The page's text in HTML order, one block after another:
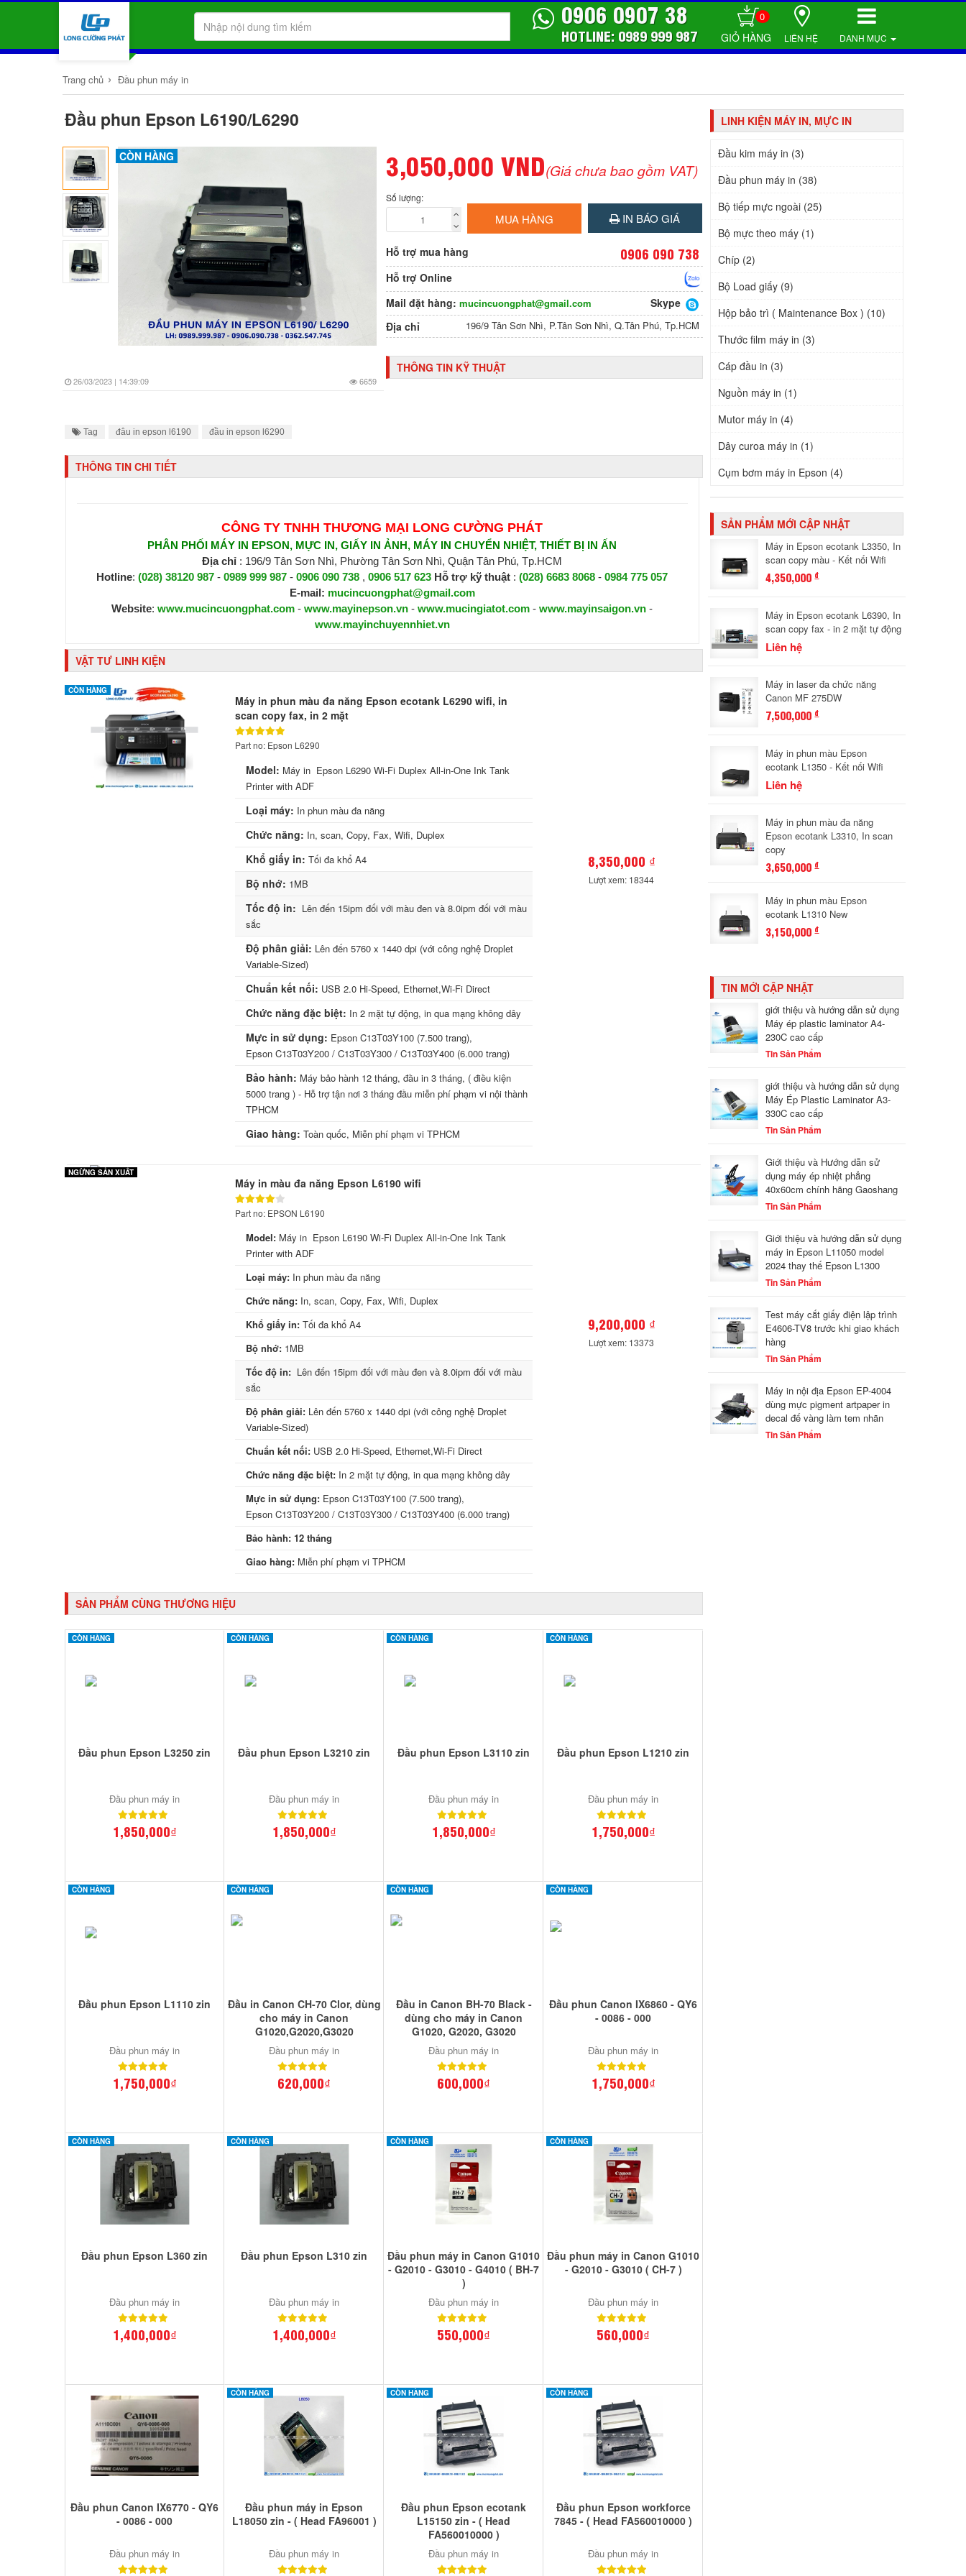
0
DANH MỤC
0906 0907 38
HOTLINE: 0989 999 987 LIÊN HỆ
Trang chủ › Đầu phun máy in
Đầu phun Epson L6190/L6290
CÒN HÀNG
26/03/2023 | 14:39:09 6659
Tag đâu in epson l6190 đầu in epson l6290
3,050,000 VND(Giá chưa bao gồm VAT)
Số lượng:
MUA HÀNG IN BÁO GIÁ
Hỗ trợ mua hàng 0906 090 738
Hỗ trợ Online
Mail đặt hàng: mucincuongphat@gmail.com
Skype
Địa chỉ
196/9 Tân Sơn Nhì, P.Tân Sơn Nhì, Q.Tân Phú, Tp.HCM
THÔNG TIN KỸ THUẬT
THÔNG TIN CHI TIẾT
CÔNG TY TNHH THƯƠNG MẠI LONG CƯỜNG PHÁT
PHÂN PHỐI MÁY IN EPSON, MỰC IN, GIẤY IN ẢNH, MÁY IN CHUYỂN NHIỆT, THIẾT BỊ IN ẤN
Địa chỉ : 196/9 Tân Sơn Nhì, Phường Tân Sơn Nhì, Quận Tân Phú, Tp.HCM
Hotline:(028) 38120 987-0989 999 987-0906 090 738 ,0906 517 623 Hỗ trợ kỹ thuật :(028) 6683 8068 -0984 775 057
E-mail: mucincuongphat@gmail.com
Website:www.mucincuongphat.com -www.mayinepson.vn -www.mucingiatot.com -www.mayinsaigon.vn -
www.mayinchuyennhiet.vn
VẬT TƯ LINH KIỆN
CÒN HÀNG
Máy in phun màu đa năng Epson ecotank L6290 wifi, in
scan copy fax, in 2 mặt
Part no: Epson L6290
Model: Máy in Epson L6290 Wi-Fi Duplex All-in-One Ink Tank
Printer with ADF
Loại máy: In phun màu đa năng
Chức năng: In, scan, Copy, Fax, Wifi, Duplex
Khổ giấy in: Tối đa khổ A4
Bộ nhớ: 1MB
Tốc độ in: Lên đến 15ipm đối với màu đen và 8.0ipm đối với màu
sắc
Độ phân giải: Lên đến 5760 x 1440 dpi (với công nghệ Droplet
Variable-Sized)
Chuẩn kết nối: USB 2.0 Hi-Speed, Ethernet,Wi-Fi Direct
Chức năng đặc biệt: In 2 mặt tự động, in qua mạng không dây
Mực in sử dụng: Epson C13T03Y100 (7.500 trang),
Epson C13T03Y200 / C13T03Y300 / C13T03Y400 (6.000 trang)
Bảo hành: Máy bảo hành 12 tháng, đầu in 3 tháng, ( điều kiện
5000 trang ) - Hỗ trợ tận nơi 3 tháng đầu miễn phí phạm vi nội thành
TPHCM
Giao hàng: Toàn quốc, Miễn phí phạm vi TPHCM
8,350,000 ₫
Lượt xem: 18344
NGỪNG SẢN XUẤT
Máy in màu đa năng Epson L6190 wifi
Part no: EPSON L6190
Model:Máy in Epson L6190 Wi-Fi Duplex All-in-One Ink Tank
Printer with ADF
Loại máy:In phun màu đa năng
Chức năng:In, scan, Copy, Fax, Wifi, Duplex
Khổ giấy in:Tối đa khổ A4
Bộ nhớ:1MB
Tốc độ in:Lên đến 15ipm đối với màu đen và 8.0ipm đối với màu
sắc
Độ phân giải:Lên đến 5760 x 1440 dpi (với công nghệ Droplet
Variable-Sized)
Chuẩn kết nối:USB 2.0 Hi-Speed, Ethernet,Wi-Fi Direct
Chức năng đặc biệt:In 2 mặt tự động, in qua mạng không dây
Mực in sử dụng:Epson C13T03Y100 (7.500 trang),
Epson C13T03Y200 / C13T03Y300 / C13T03Y400 (6.000 trang)
Bảo hành: 12 tháng
Giao hàng:Miễn phí phạm vi TPHCM
9,200,000 ₫
Lượt xem: 13373
SẢN PHẨM CÙNG THƯƠNG HIỆU
CÒN HÀNG
Đầu phun Epson L3250 zin
Đầu phun máy in
1,850,000₫
CÒN HÀNG
Đầu phun Epson L3210 zin
Đầu phun máy in
1,850,000₫
CÒN HÀNG
Đầu phun Epson L3110 zin
Đầu phun máy in
1,850,000₫
CÒN HÀNG
Đầu phun Epson L1210 zin
Đầu phun máy in
1,750,000₫
CÒN HÀNG
Đầu phun Epson L1110 zin
Đầu phun máy in
1,750,000₫
CÒN HÀNG
Đầu in Canon CH-70 Clor, dùng
cho máy in Canon
G1020,G2020,G3020
Đầu phun máy in
620,000₫
CÒN HÀNG
Đầu in Canon BH-70 Black -
dùng cho máy in Canon
G1020, G2020, G3020
Đầu phun máy in
600,000₫
CÒN HÀNG
Đầu phun Canon IX6860 - QY6
- 0086 - 000
Đầu phun máy in
1,750,000₫
CÒN HÀNG
Đầu phun Epson L360 zin
Đầu phun máy in
1,400,000₫
CÒN HÀNG
Đầu phun Epson L310 zin
Đầu phun máy in
1,400,000₫
CÒN HÀNG
Đầu phun máy in Canon G1010
- G2010 - G3010 - G4010 ( BH-7
)
Đầu phun máy in
550,000₫
CÒN HÀNG
Đầu phun máy in Canon G1010
- G2010 - G3010 ( CH-7 )
Đầu phun máy in
560,000₫
Đầu phun Canon IX6770 - QY6
- 0086 - 000
Đầu phun máy in
CÒN HÀNG
Đầu phun máy in Epson
L18050 zin - ( Head FA96001 )
Đầu phun máy in
CÒN HÀNG
Đầu phun Epson ecotank
L15150 zin - ( Head
FA560010000 )
Đầu phun máy in
CÒN HÀNG
Đầu phun Epson workforce
7845 - ( Head FA560010000 )
Đầu phun máy in
LINH KIỆN MÁY IN, MỰC IN
Đầu kim máy in (3)
Đầu phun máy in (38)
Bộ tiếp mực ngoài (25)
Bộ mực theo máy (1)
Chíp (2)
Bộ Load giấy (9)
Hộp bảo trì ( Maintenance Box ) (10)
Thước film máy in (3)
Cáp đầu in (3)
Nguồn máy in (1)
Mutor máy in (4)
Dây curoa máy in (1)
Cụm bơm máy in Epson (4)
SẢN PHẨM MỚI CẬP NHẬT
Máy in Epson ecotank L3350, In
scan copy màu - Kết nối Wifi
4,350,000đ
Máy in Epson ecotank L6390, In
scan copy fax - in 2 mặt tự động
Liên hệ
Máy in laser đa chức năng
Canon MF 275DW
7,500,000đ
Máy in phun màu Epson
ecotank L1350 - Kết nối Wifi
Liên hệ
Máy in phun màu đa năng
Epson ecotank L3310, In scan
copy
3,650,000đ
Máy in phun màu Epson
ecotank L1310 New
3,150,000đ
TIN MỚI CẬP NHẬT
giới thiệu và hướng dẫn sử dụng
Máy ép plastic laminator A4-
230C cao cấp
Tin Sản Phẩm
giới thiệu và hướng dẫn sử dụng
Máy Ép Plastic Laminator A3-
330C cao cấp
Tin Sản Phẩm
Giới thiệu và Hướng dẫn sử
dụng máy ép nhiệt phẳng
40x60cm chính hãng Gaoshang
Tin Sản Phẩm
Giới thiệu và hướng dẫn sử dụng
máy in Epson L11050 model
2024 thay thế Epson L1300
Tin Sản Phẩm
Test máy cắt giấy điện lập trình
E4606-TV8 trước khi giao khách
hàng
Tin Sản Phẩm
Máy in nội địa Epson EP-4004
dùng mực pigment artpaper in
decal đế vàng làm tem nhãn
Tin Sản Phẩm